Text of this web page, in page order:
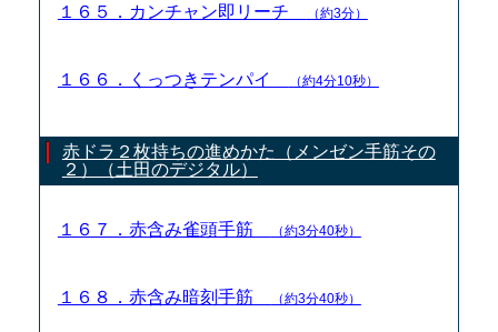
１６５．カンチャン即リーチ （約3分）
１６６．くっつきテンパイ （約4分10秒）
赤ドラ２枚持ちの進めかた（メンゼン手筋その
２）（土田のデジタル）
１６７．赤含み雀頭手筋 （約3分40秒）
１６８．赤含み暗刻手筋 （約3分40秒）